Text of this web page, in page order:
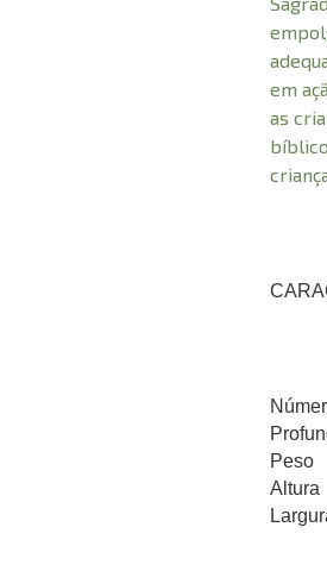
em
as
Peso
Altura